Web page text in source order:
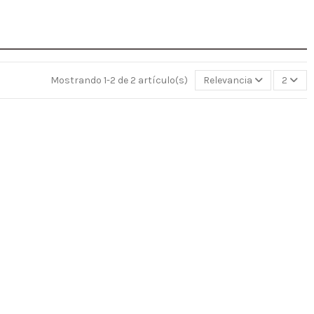
Mostrando 1-2 de 2 artículo(s) Relevancia 2